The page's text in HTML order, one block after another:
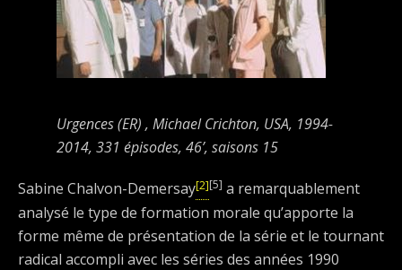
Urgences (ER) , Michael Crichton, USA, 1994-
2014, 331 épisodes, 46’, saisons 15
Sabine Chalvon-Demersay[2][5] a remarquablement
analysé le type de formation morale qu’apporte la
forme même de présentation de la série et le tournant
radical accompli avec les séries des années 1990